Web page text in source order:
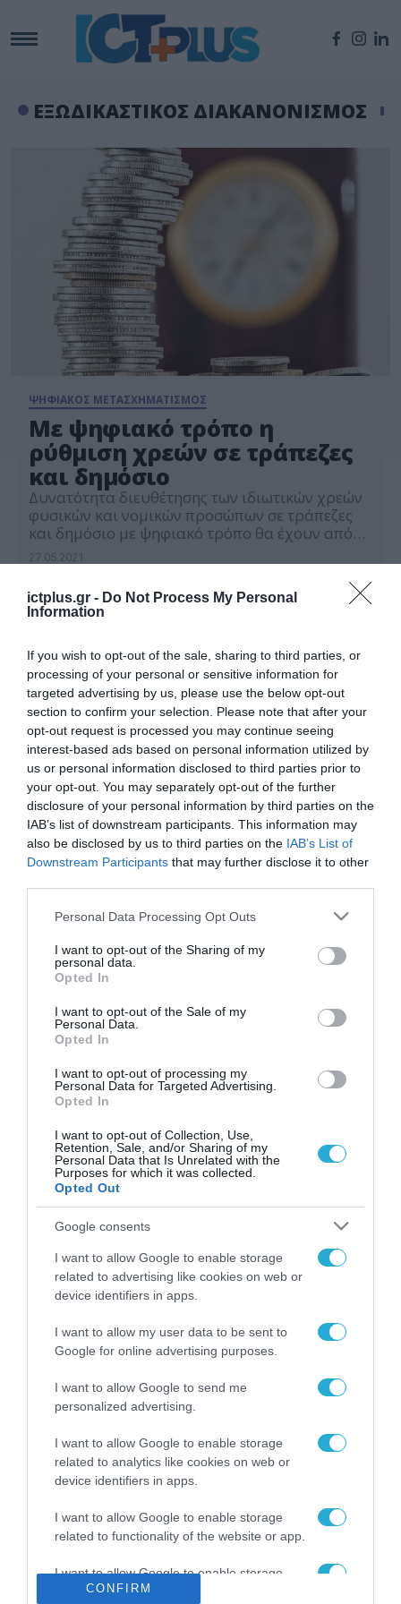
ictplus.gr - Do Not Process My Personal
Information
If you wish to opt-out of the sale, sharing to third parties, or
processing of your personal or sensitive information for
targeted advertising by us, please use the below opt-out
section to confirm your selection. Please note that after your
opt-out request is processed you may continue seeing
interest-based ads based on personal information utilized by
us or personal information disclosed to third parties prior to
your opt-out. You may separately opt-out of the further
disclosure of your personal information by third parties on the
IAB’s list of downstream participants. This information may
also be disclosed by us to third parties on the IAB’s List of
Downstream Participants that may further disclose it to other
Please note that this website/app uses one or more Google
not limited to your visit or usage behaviour. You may click to
grant or deny consent to Google and its third-party tags to
use your data for below specified purposes in below Google
consent section.
Personal Data Processing Opt Outs
I want to opt-out of the Sharing of my
personal data.
Opted In
I want to opt-out of the Sale of my
Personal Data.
Opted In
I want to opt-out of processing my
Personal Data for Targeted Advertising.
Opted In
I want to opt-out of Collection, Use,
Retention, Sale, and/or Sharing of my
Personal Data that Is Unrelated with the
Purposes for which it was collected.
Opted Out
Google consents
I want to allow Google to enable storage
related to advertising like cookies on web or
device identifiers in apps.
I want to allow my user data to be sent to
Google for online advertising purposes.
I want to allow Google to send me
personalized advertising.
I want to allow Google to enable storage
related to analytics like cookies on web or
device identifiers in apps.
I want to allow Google to enable storage
related to functionality of the website or app.
I want to allow Google to enable storage
related to personalization.
CONFIRM
ΕΞΩΔΙΚΑΣΤΙΚΟΣ ΔΙΑΚΑΝΟΝΙΣΜΟΣ
ΨΗΦΙΑΚΟΣ ΜΕΤΑΣΧΗΜΑΤΙΣΜΟΣ
Με ψηφιακό τρόπο η
ρύθμιση χρεών σε τράπεζες
και δημόσιο
Δυνατότητα διευθέτησης των ιδιωτικών χρεών
φυσικών και νομικών προσώπων σε τράπεζες
και δημόσιο με ψηφιακό τρόπο θα έχουν από
2η ευκαιρία ξεκινάει ψηφιακά την λειτουργία
του, τόσο για το σκέλος του εξωδικαστικού όσο
και για το σκέλος της πτώχευσης, καθώς όλη η
διαδικασία θα μπορεί να γίνεται […]
ΡΟΗ ΕΙΔΗΣΕΩΝ
Το χρηματοδοτούμενο
από την ΕΕ έργο “The
Gaming Police”
ενισχύει την ασφάλεια
των παιδιών στο
31.07.2026
ΑΑΔΕ: Διευκρινίσεις
για τα πρόστιμα σε
παραβάσεις που
31.07.2026
Τεχνητή Νοημοσύνη
δεν είναι απλώς μια
νέα τεχνολογία, είναι
επανάσταση»
31.07.2026
Νέος οδηγός του ΕΚΤ
για τη χρηματοδότηση
των ελληνικών
επιχειρήσεων στον
χώρο της άμυνας